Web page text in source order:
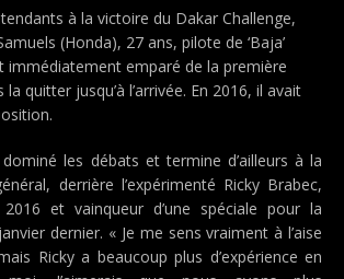
à la victoire du Dakar Challenge,
(Honda), 27 ans, pilote de ‘Baja’
immédiatement emparé de la première
quitter jusqu’à l’arrivée. En 2016, il avait
les débats et termine d’ailleurs à la
derrière l’expérimenté Ricky Brabec,
et vainqueur d’une spéciale pour la
dernier. « Je me sens vraiment à l’aise
Ricky a beaucoup plus d’expérience en